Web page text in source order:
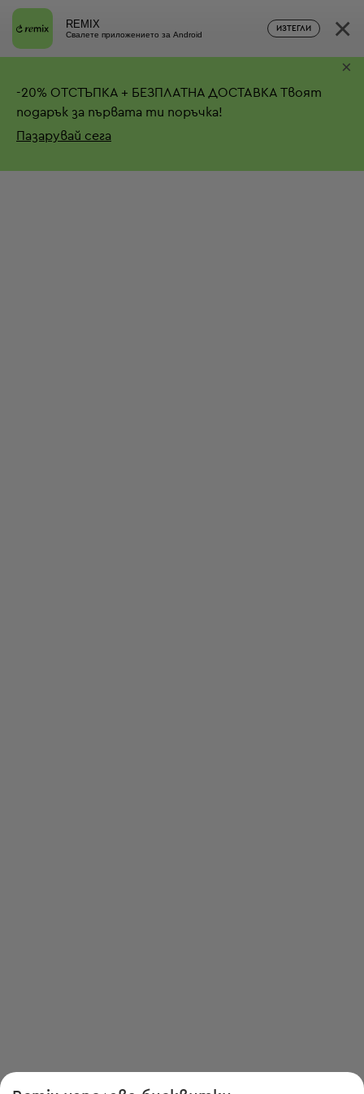
REMIX
Свалете приложението за Android
ИЗТЕГЛИ ×
-20% ОТСТЪПКА + БЕЗПЛАТНА ДОСТАВКА Твоят
подарък за първата ти поръчка!
Пазарувай сега
×